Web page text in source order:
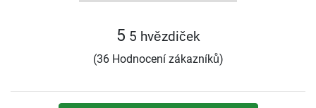
5 5 hvězdiček
(36 Hodnocení zákazníků)